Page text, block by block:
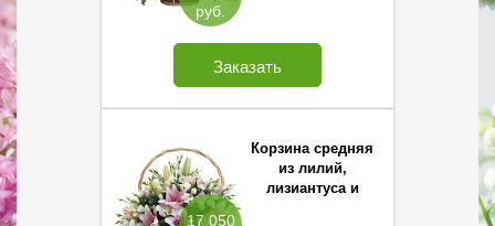
руб.
Заказать
17 050
Корзина средняя
из лилий,
лизиантуса и